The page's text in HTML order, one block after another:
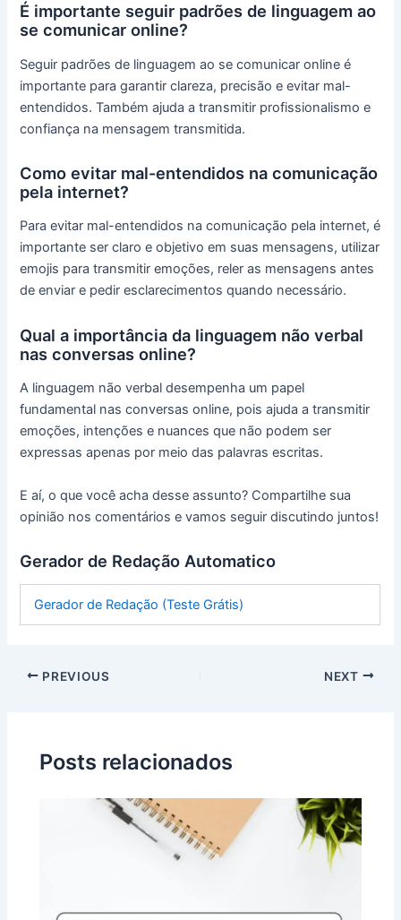
É importante seguir padrões de linguagem ao
se comunicar online?
Seguir padrões de linguagem ao se comunicar online é
importante para garantir clareza, precisão e evitar mal-
entendidos. Também ajuda a transmitir profissionalismo e
confiança na mensagem transmitida.
Como evitar mal-entendidos na comunicação
pela internet?
Para evitar mal-entendidos na comunicação pela internet, é
importante ser claro e objetivo em suas mensagens, utilizar
emojis para transmitir emoções, reler as mensagens antes
de enviar e pedir esclarecimentos quando necessário.
Qual a importância da linguagem não verbal
nas conversas online?
A linguagem não verbal desempenha um papel
fundamental nas conversas online, pois ajuda a transmitir
emoções, intenções e nuances que não podem ser
expressas apenas por meio das palavras escritas.
E aí, o que você acha desse assunto? Compartilhe sua
opinião nos comentários e vamos seguir discutindo juntos!
Gerador de Redação Automatico
Gerador de Redação (Teste Grátis)
PREVIOUS NEXT
Posts relacionados